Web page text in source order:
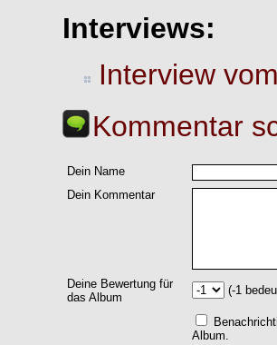
Interviews:
Interview
Kommentar
Dein Name
Dein Kommentar
Deine Bewertung für
das Album
(-1
Album.